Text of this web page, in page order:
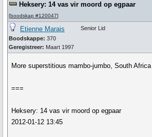
Heksery: 14 vas vir moord op egpaar
[boodskap #120047]
Etienne Marais
Boodskappe: 370
Geregistreer: Maart 1997
Senior Lid
More superstitious mambo-jumbo, South Africa
===
Heksery: 14 vas vir moord op egpaar
2012-01-12 13:45